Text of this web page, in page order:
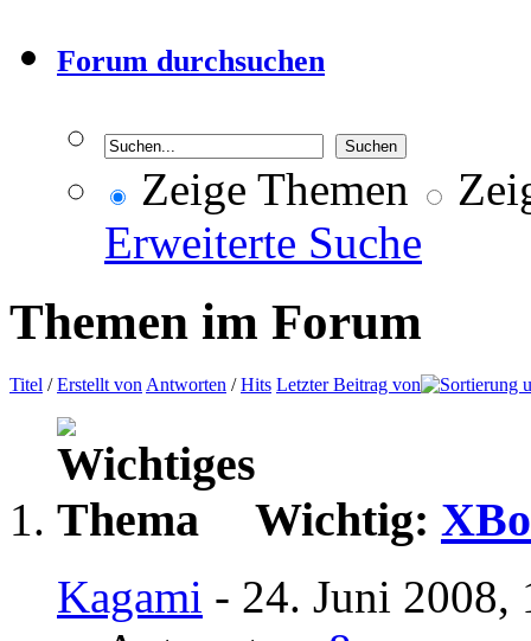
Forum durchsuchen
Zeige Themen
Erweiterte Suche
Themen im Forum
Titel /Erstellt von Antworten /Hits Letzter Beitrag von
Wichtig:
Kagami - 24. Juni 2008,